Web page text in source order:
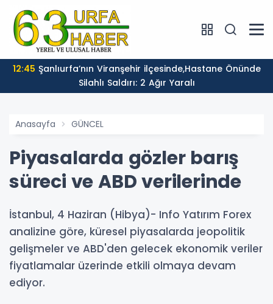
12:45
Silahlı Saldırı: 2 Ağır Yaralı
Anasayfa GÜNCEL
Piyasalarda gözler barış
süreci ve ABD verilerinde
İstanbul, 4 Haziran (Hibya)- Info Yatırım Forex
analizine göre, küresel piyasalarda jeopolitik
gelişmeler ve ABD'den gelecek ekonomik veriler
fiyatlamalar üzerinde etkili olmaya devam
ediyor.